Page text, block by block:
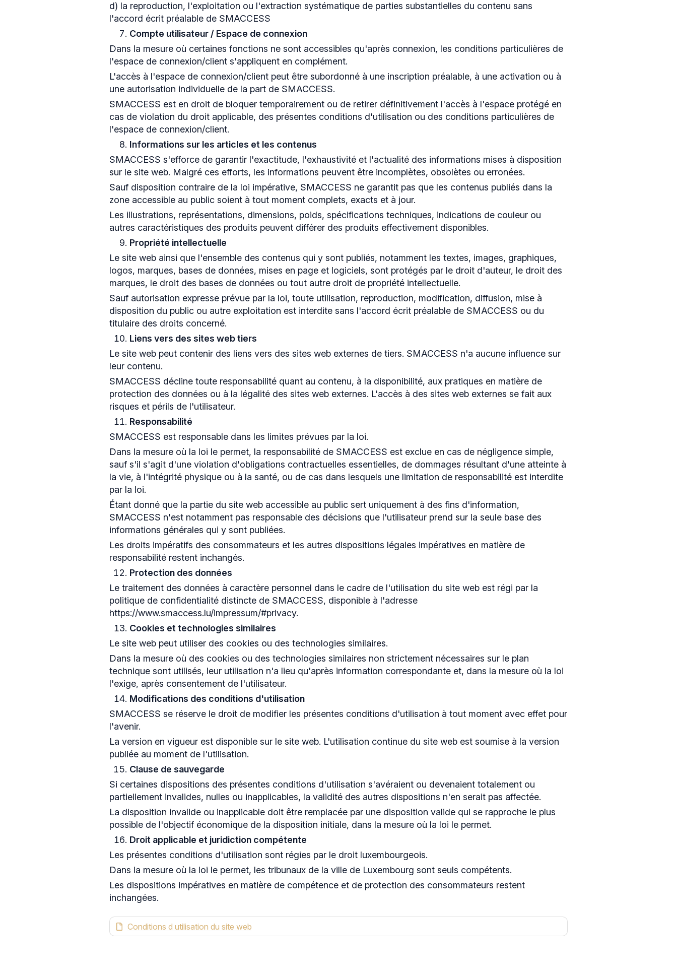
d) la reproduction, l'exploitation ou l'extraction systématique de parties substantielles du contenu sans
l'accord écrit préalable de SMACCESS
Compte utilisateur / Espace de connexion
Dans la mesure où certaines fonctions ne sont accessibles qu'après connexion, les conditions particulières de
l'espace de connexion/client s'appliquent en complément.
L'accès à l'espace de connexion/client peut être subordonné à une inscription préalable, à une activation ou à
une autorisation individuelle de la part de SMACCESS.
SMACCESS est en droit de bloquer temporairement ou de retirer définitivement l'accès à l'espace protégé en
cas de violation du droit applicable, des présentes conditions d'utilisation ou des conditions particulières de
l'espace de connexion/client.
Informations sur les articles et les contenus
SMACCESS s'efforce de garantir l'exactitude, l'exhaustivité et l'actualité des informations mises à disposition
sur le site web. Malgré ces efforts, les informations peuvent être incomplètes, obsolètes ou erronées.
Sauf disposition contraire de la loi impérative, SMACCESS ne garantit pas que les contenus publiés dans la
zone accessible au public soient à tout moment complets, exacts et à jour.
Les illustrations, représentations, dimensions, poids, spécifications techniques, indications de couleur ou
autres caractéristiques des produits peuvent différer des produits effectivement disponibles.
Propriété intellectuelle
Le site web ainsi que l'ensemble des contenus qui y sont publiés, notamment les textes, images, graphiques,
logos, marques, bases de données, mises en page et logiciels, sont protégés par le droit d'auteur, le droit des
marques, le droit des bases de données ou tout autre droit de propriété intellectuelle.
Sauf autorisation expresse prévue par la loi, toute utilisation, reproduction, modification, diffusion, mise à
disposition du public ou autre exploitation est interdite sans l'accord écrit préalable de SMACCESS ou du
titulaire des droits concerné.
Liens vers des sites web tiers
Le site web peut contenir des liens vers des sites web externes de tiers. SMACCESS n'a aucune influence sur
leur contenu.
SMACCESS décline toute responsabilité quant au contenu, à la disponibilité, aux pratiques en matière de
protection des données ou à la légalité des sites web externes. L'accès à des sites web externes se fait aux
risques et périls de l'utilisateur.
Responsabilité
SMACCESS est responsable dans les limites prévues par la loi.
Dans la mesure où la loi le permet, la responsabilité de SMACCESS est exclue en cas de négligence simple,
sauf s'il s'agit d'une violation d'obligations contractuelles essentielles, de dommages résultant d'une atteinte à
la vie, à l'intégrité physique ou à la santé, ou de cas dans lesquels une limitation de responsabilité est interdite
par la loi.
Étant donné que la partie du site web accessible au public sert uniquement à des fins d'information,
SMACCESS n'est notamment pas responsable des décisions que l'utilisateur prend sur la seule base des
informations générales qui y sont publiées.
Les droits impératifs des consommateurs et les autres dispositions légales impératives en matière de
responsabilité restent inchangés.
Protection des données
Le traitement des données à caractère personnel dans le cadre de l'utilisation du site web est régi par la
politique de confidentialité distincte de SMACCESS, disponible à l'adresse
https://www.smaccess.lu/impressum/#privacy.
Cookies et technologies similaires
Le site web peut utiliser des cookies ou des technologies similaires.
Dans la mesure où des cookies ou des technologies similaires non strictement nécessaires sur le plan
technique sont utilisés, leur utilisation n'a lieu qu'après information correspondante et, dans la mesure où la loi
l'exige, après consentement de l'utilisateur.
Modifications des conditions d'utilisation
SMACCESS se réserve le droit de modifier les présentes conditions d'utilisation à tout moment avec effet pour
l'avenir.
La version en vigueur est disponible sur le site web. L'utilisation continue du site web est soumise à la version
publiée au moment de l'utilisation.
Clause de sauvegarde
Si certaines dispositions des présentes conditions d'utilisation s'avéraient ou devenaient totalement ou
partiellement invalides, nulles ou inapplicables, la validité des autres dispositions n'en serait pas affectée.
La disposition invalide ou inapplicable doit être remplacée par une disposition valide qui se rapproche le plus
possible de l'objectif économique de la disposition initiale, dans la mesure où la loi le permet.
Droit applicable et juridiction compétente
Les présentes conditions d'utilisation sont régies par le droit luxembourgeois.
Dans la mesure où la loi le permet, les tribunaux de la ville de Luxembourg sont seuls compétents.
Les dispositions impératives en matière de compétence et de protection des consommateurs restent
inchangées.
Conditions d utilisation du site web